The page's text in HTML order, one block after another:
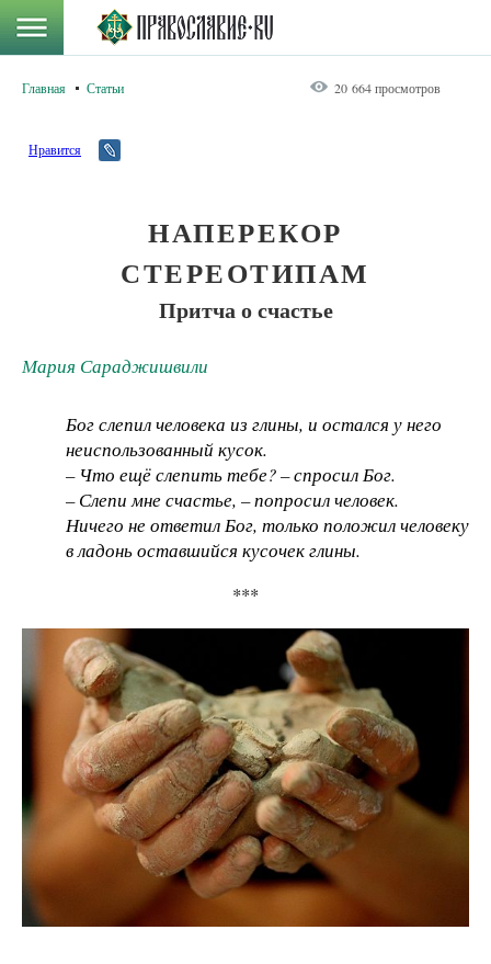
Главная Статьи 20 664 просмотров
Нравится
НАПЕРЕКОР
СТЕРЕОТИПАМ
Притча о счастье
Мария Сараджишвили
Бог слепил человека из глины, и остался у него
неиспользованный кусок.
– Что ещё слепить тебе? – спросил Бог.
– Слепи мне счастье, – попросил человек.
Ничего не ответил Бог, только положил человеку
в ладонь оставшийся кусочек глины.
***